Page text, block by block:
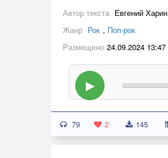
Автор текста Евгений Харин
Жанр Рок , Поп-рок
Размещено 24.09.2024 13:47
▶
79 2 145